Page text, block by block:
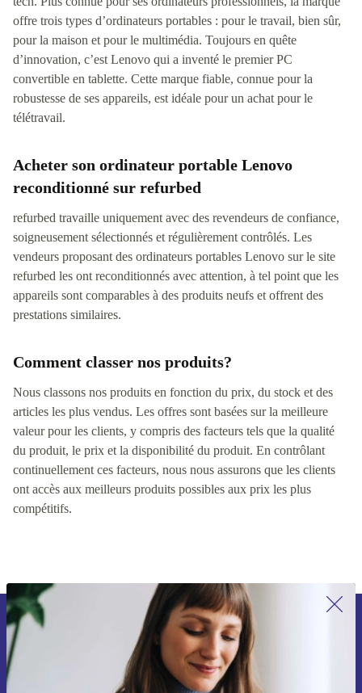
offre trois types d’ordinateurs portables : pour le travail, bien sûr,
pour la maison et pour le multimédia. Toujours en quête
d’innovation, c’est Lenovo qui a inventé le premier PC
convertible en tablette. Cette marque fiable, connue pour la
robustesse de ses appareils, est idéale pour un achat pour le
télétravail.
Acheter son ordinateur portable Lenovo
reconditionné sur refurbed
refurbed travaille uniquement avec des revendeurs de confiance,
soigneusement sélectionnés et régulièrement contrôlés. Les
vendeurs proposant des ordinateurs portables Lenovo sur le site
refurbed les ont reconditionnés avec attention, à tel point que les
appareils sont comparables à des produits neufs et offrent des
prestations similaires.
Comment classer nos produits?
Nous classons nos produits en fonction du prix, du stock et des
articles les plus vendus. Les offres sont basées sur la meilleure
valeur pour les clients, y compris des facteurs tels que la qualité
du produit, le prix et la disponibilité du produit. En contrôlant
continuellement ces facteurs, nous nous assurons que les clients
ont accès aux meilleurs produits possibles aux prix les plus
compétitifs.
Inscrivez-vous à notre newsletter pour
la première fois et économisez 15 € !
Ne manquez plus aucune offre.